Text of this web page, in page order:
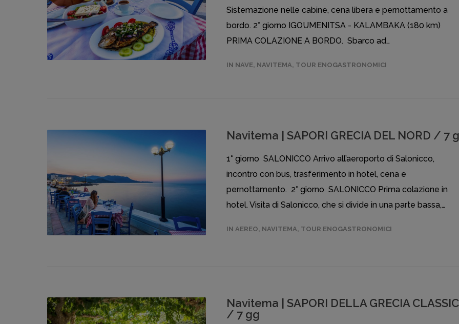
Sistemazione nelle cabine, cena libera e pernottamento a
bordo. 2° giorno IGOUMENITSA - KALAMBAKA (180 km)
PRIMA COLAZIONE A BORDO. Sbarco ad…
IN NAVE, NAVITEMA, TOUR ENOGASTRONOMICI
Navitema | SAPORI GRECIA DEL NORD / 7
1° giorno SALONICCO Arrivo all’aeroporto di Salonicco,
incontro con bus, trasferimento in hotel, cena e
pernottamento. 2° giorno SALONICCO Prima colazione in
hotel. Visita di Salonicco, che si divide in una parte bassa,…
IN AEREO, NAVITEMA, TOUR ENOGASTRONOMICI
Navitema | SAPORI DELLA GRECIA
/ 7 gg